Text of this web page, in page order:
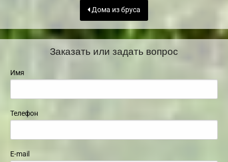
Дома из бруса
Заказать или задать вопрос
Имя
Телефон
E-mail